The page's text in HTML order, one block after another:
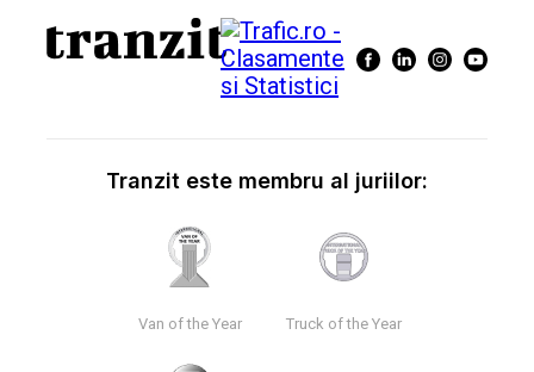
Tranzit este membru al juriilor:
Van of the Year Truck of the Year